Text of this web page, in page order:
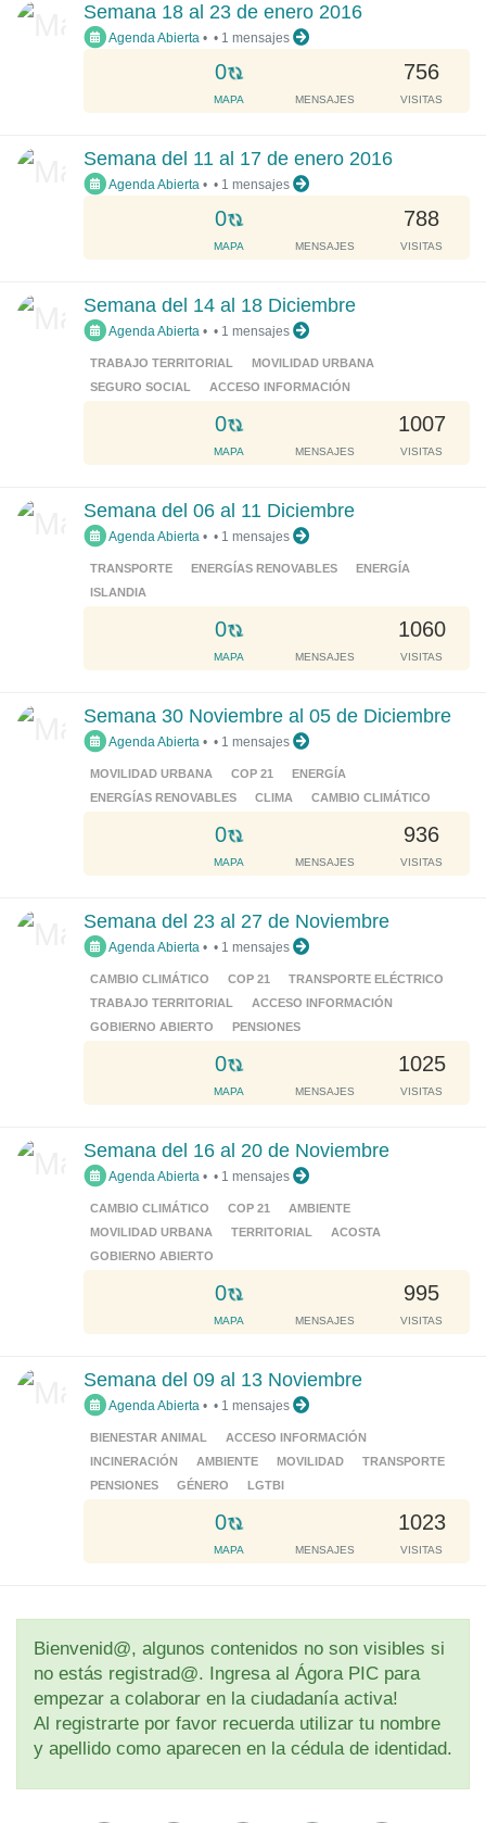
i
n
g
.
.
Semana 18 al 23 de enero 2016
Agenda Abierta •
0
L
o
a
i
n
g
.
.
MAPA MENSAJES
756
VISITAS
• 1 mensajes
Semana del 11 al 17 de enero 2016
Agenda Abierta •
0
L
o
a
i
n
g
.
.
.
MAPA MENSAJES
788
VISITAS
• 1 mensajes
Semana del 14 al 18 Diciembre
Agenda Abierta •
TRABAJO TERRITORIAL
MOVILIDAD URBANA
SEGURO SOCIAL
ACCESO INFORMACIÓN
0
L
o
a
i
n
g
.
.
MAPA MENSAJES
1007
VISITAS
• 1 mensajes
Semana del 06 al 11 Diciembre
Agenda Abierta •
TRANSPORTE ENERGÍAS RENOVABLES
ENERGÍA
ISLANDIA
0
L
o
a
i
n
g
.
.
MAPA MENSAJES
1060
VISITAS
• 1 mensajes
Semana 30 Noviembre al 05 de Diciembre
Agenda Abierta •
MOVILIDAD URBANA COP 21
ENERGÍA
ENERGÍAS RENOVABLES
CLIMA CAMBIO CLIMÁTICO
0
L
o
a
i
n
g
.
.
MAPA MENSAJES
936
VISITAS
• 1 mensajes
Semana del 23 al 27 de Noviembre
Agenda Abierta •
CAMBIO CLIMÁTICO COP 21
TRANSPORTE ELÉCTRICO
TRABAJO TERRITORIAL
ACCESO INFORMACIÓN
GOBIERNO ABIERTO
PENSIONES
0
L
o
a
i
n
g
.
.
MAPA MENSAJES
1025
VISITAS
• 1 mensajes
Semana del 16 al 20 de Noviembre
Agenda Abierta •
CAMBIO CLIMÁTICO COP 21
AMBIENTE
MOVILIDAD URBANA
TERRITORIAL
ACOSTA
GOBIERNO ABIERTO
0
L
o
a
i
n
g
.
.
.
MAPA MENSAJES
995
VISITAS
• 1 mensajes
Semana del 09 al 13 Noviembre
Agenda Abierta •
BIENESTAR ANIMAL
ACCESO INFORMACIÓN
INCINERACIÓN
AMBIENTE MOVILIDAD
TRANSPORTE
PENSIONES
GÉNERO LGTBI
0
L
o
a
i
n
g
.
.
MAPA MENSAJES
1023
VISITAS
• 1 mensajes
Bienvenid@, algunos contenidos no son visibles si
no estás registrad@. Ingresa al Ágora PIC para
empezar a colaborar en la ciudadanía activa!
Al registrarte por favor recuerda utilizar tu nombre
y apellido como aparecen en la cédula de identidad.